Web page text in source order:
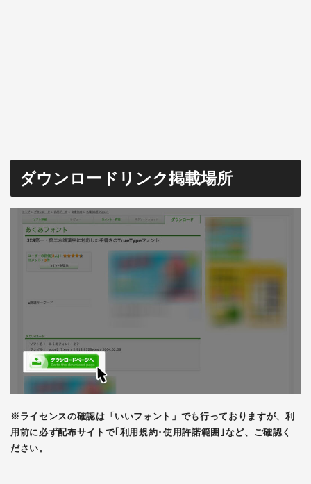
ダウンロードリンク掲載場所
※ライセンスの確認は「いいフォント」でも行っておりますが、利
用前に必ず配布サイトで｢利用規約･使用許諾範囲｣など、ご確認く
ださい。